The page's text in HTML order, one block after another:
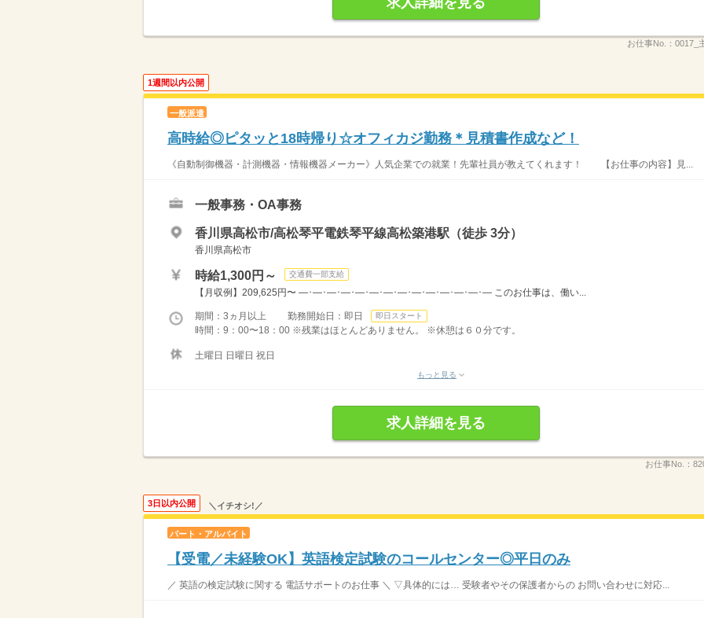
お仕事No.： 0017_
1週間以内公開
一般派遣
高時給◎ピタッと18時帰り☆オフィカジ勤務＊見積書作成など！
《自動制御機器・計測機器・情報機器メーカー》人気企業での就業！先輩社員が教えてくれます！ 【お仕事の内容】見...
一般事務・OA事務
香川県高松市/高松琴平電鉄琴平線高松築港駅（徒歩 3分）
香川県高松市
時給1,300円～ 交通費一部支給
【月収例】209,625円〜 ―･―･―･―･―･―･―･―･―･―･―･―･―･― このお仕事は、働い...
期間：3ヵ月以上 勤務開始日：即日 即日スタート
時間：9：00〜18：00 ※残業はほとんどありません。 ※休憩は６０分です。
土曜日 日曜日 祝日
もっと見る
求人詳細を見る
お仕事No.：
3日以内公開 ＼イチオシ!／
パート・アルバイト
【受電／未経験OK】英語検定試験のコールセンター◎平日のみ
／ 英語の検定試験に関する 電話サポートのお仕事 ＼ ▽具体的には… 受験者やその保護者からの お問い合わせに対応...